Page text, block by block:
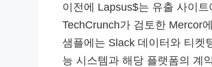
이전에 Lapsus$는 유출 사이
TechCrunch가 검토한 Mercor
샘플에는 Slack 데이터와 티켓
능 시스템과 해당 플랫폼의 계